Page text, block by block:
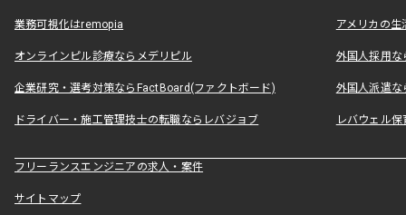
業務可視化はremopia アメリカの
オンラインピル診療ならメデリピル 外国人採用
企業研究・選考対策ならFactBoard(ファクトボード) 外国人派遣な
ドライバー・施工管理技士の転職ならレバジョブ レバウェル
フリーランスエンジニアの求人・案件
サイトマップ